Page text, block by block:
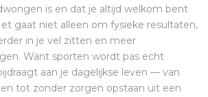
is en dat je altijd welkom bent
gaat niet alleen om fysieke resultaten,
in je vel zitten en meer
Want sporten wordt pas echt
aan je dagelijkse leven — van
tot zonder zorgen opstaan uit een